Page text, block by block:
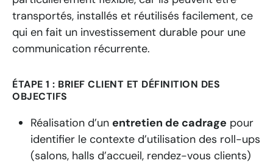
transportés, installés et réutilisés facilement, ce
qui en fait un investissement durable pour une
communication récurrente.
ÉTAPE 1 : BRIEF CLIENT ET DÉFINITION DES
OBJECTIFS
Réalisation d’un entretien de cadrage pour
identifier le contexte d’utilisation des roll-ups
(salons, halls d’accueil, rendez-vous clients)